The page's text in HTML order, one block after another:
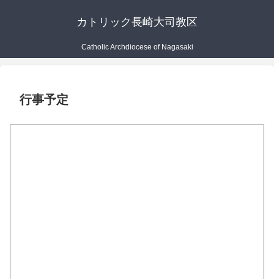
カトリック長崎大司教区
Catholic Archdiocese of Nagasaki
行事予定